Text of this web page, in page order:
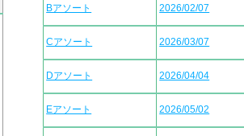
Bアソート 2026/02/07
Cアソート 2026/03/07
Dアソート 2026/04/04
Eアソート 2026/05/02